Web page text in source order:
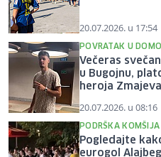
20.07.2026. u 17:54
POVRATAK U
Večeras
u Bugojnu,
heroja Zmajeva
20.07.2026. u 08:16
PODRŠKA KOMŠIJA
Pogledajte
eurogol